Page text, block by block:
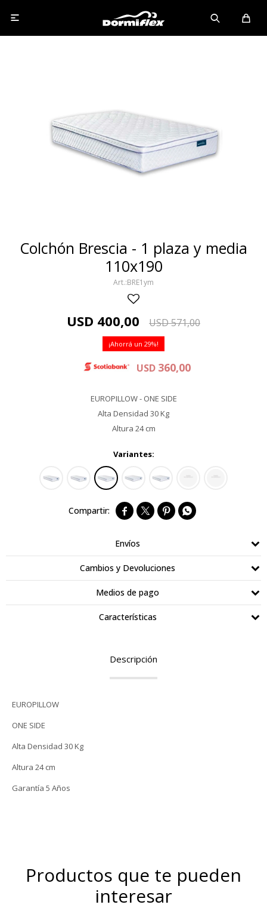

Colchón Brescia - 1 plaza y media
110x190
BRE1ym
USD 400,00 USD571,00
29
USD 360,00
EUROPILLOW - ONE SIDE
Alta Densidad 30 Kg
Altura 24 cm
Variantes:
   
Envíos
Cambios y Devoluciones
Medios de pago
Características
Descripción
EUROPILLOW
ONE SIDE
Alta Densidad 30 Kg
Altura 24 cm
Garantía 5 Años
Productos que te pueden
interesar